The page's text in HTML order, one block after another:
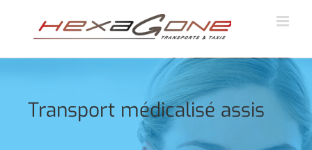
Transport médicalisé assis